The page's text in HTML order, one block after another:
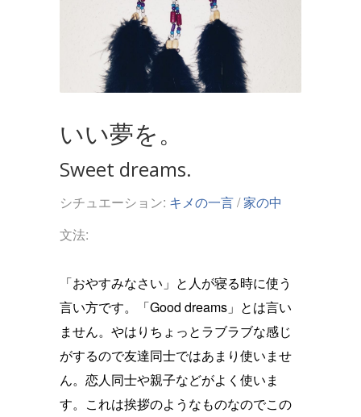
いい夢を。
Sweet dreams.
シチュエーション: キメの一言/家の中
文法:
「おやすみなさい」と人が寝る時に使う
言い方です。「Good dreams」とは言い
ません。やはりちょっとラブラブな感じ
がするので友達同士ではあまり使いませ
ん。恋人同士や親子などがよく使いま
す。これは挨拶のようなものなのでこの